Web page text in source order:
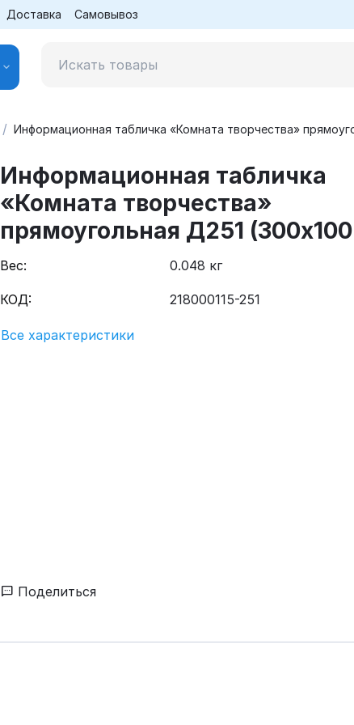
Доставка Самовывоз
/ Информационная табличка «Комната творчества»
Информационная табличка
«Комната творчества»
прямоугольная Д251
Вес: 0.048 кг
КОД: 218000115-251
Все характеристики
Поделиться